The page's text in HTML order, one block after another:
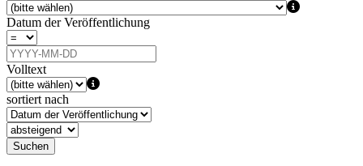
Datum der Veröffentlichung
Volltext
sortiert nach
Suchen